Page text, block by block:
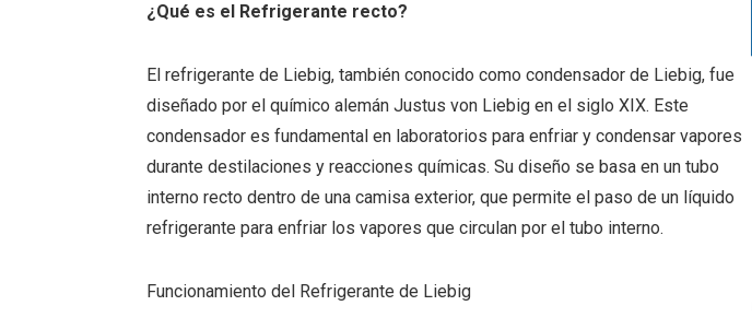
¿Qué es el Refrigerante recto?
El refrigerante de Liebig, también conocido como condensador de Liebig, fue
diseñado por el químico alemán Justus von Liebig en el siglo XIX. Este
condensador es fundamental en laboratorios para enfriar y condensar vapores
durante destilaciones y reacciones químicas. Su diseño se basa en un tubo
interno recto dentro de una camisa exterior, que permite el paso de un líquido
refrigerante para enfriar los vapores que circulan por el tubo interno.
Funcionamiento del Refrigerante de Liebig